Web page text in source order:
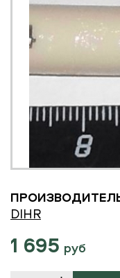
DIHR
1 695 руб